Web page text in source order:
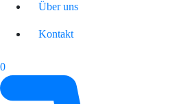
Über uns
Kontakt
0